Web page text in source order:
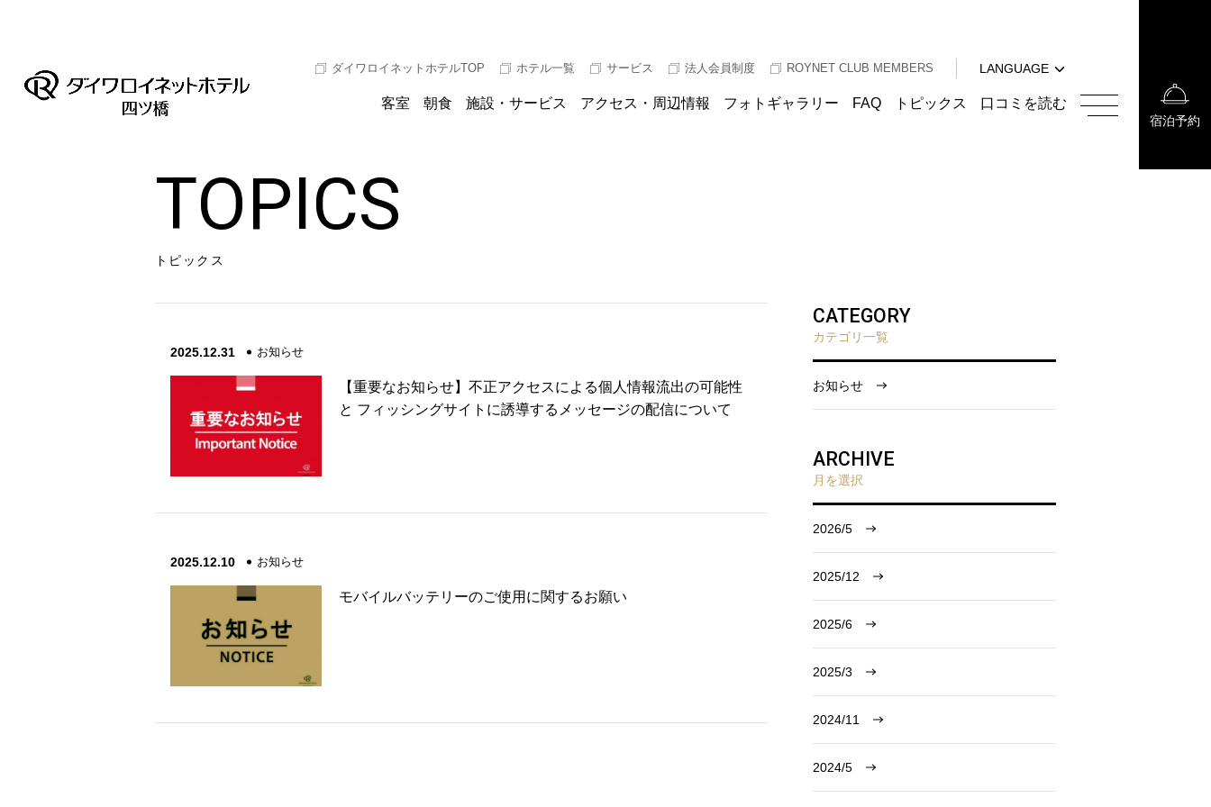
ダイワロイネットホテルTOP ホテル一覧 サービス 法人会員制度 ROYNET CLUB MEMBERS
LANGUAGE
English
客室 朝食 施設・サービス アクセス・周辺情報 フォトギャラリー FAQ トピックス 口コミを読む
TOPICS
トピックス
2025.12.31 お知らせ
【重要なお知らせ】不正アクセスによる個人情報流出の可能性
と フィッシングサイトに誘導するメッセージの配信について
2025.12.10 お知らせ
モバイルバッテリーのご使用に関するお願い
CATEGORY
カテゴリ一覧
お知らせ
ARCHIVE
月を選択
2026/5
2025/12
2025/6
2025/3
2024/11
2024/5
한국어
宿泊予約